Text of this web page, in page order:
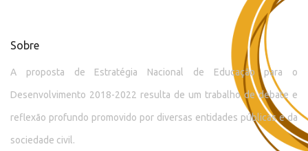
Sobre
A proposta de Estratégia Nacional de Educação para o
Desenvolvimento 2018-2022 resulta de um trabalho de debate e
reflexão profundo promovido por diversas entidades públicas e da
sociedade civil.